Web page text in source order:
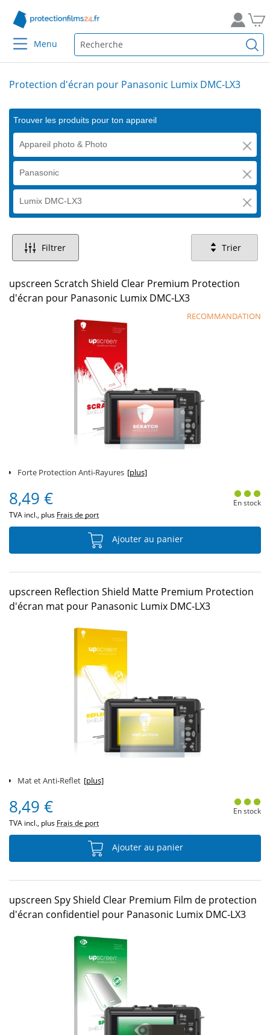
Menu
Protection d'écran pour Panasonic Lumix DMC-LX3
Trouver les produits pour ton appareil
Appareil photo & Photo
Panasonic
Lumix DMC-LX3
Filtrer Trier
upscreen Scratch Shield Clear Premium Protection
d'écran pour Panasonic Lumix DMC-LX3
RECOMMANDATION
Forte Protection Anti-Rayures [plus]
8,49 €
TVA incl., plus Frais de port
En stock
Ajouter au panier
upscreen Reflection Shield Matte Premium Protection
d'écran mat pour Panasonic Lumix DMC-LX3
Mat et Anti-Reflet [plus]
8,49 €
TVA incl., plus Frais de port
En stock
Ajouter au panier
upscreen Spy Shield Clear Premium Film de protection
d'écran confidentiel pour Panasonic Lumix DMC-LX3